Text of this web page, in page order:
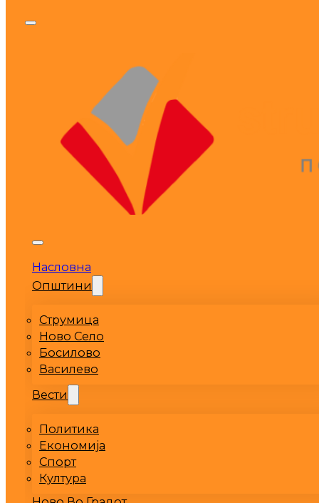
Насловна
Општини
Струмица
Ново Село
Босилово
Василево
Вести
Политика
Економија
Спорт
Култура